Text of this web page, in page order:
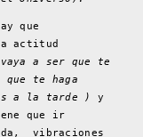
que
actitud
a ser que te
te haga
a la tarde )
y
que ir
vibraciones